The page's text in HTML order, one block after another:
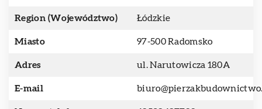
Region (Województwo) Łódzkie
Miasto 97-500 Radomsko
Adres ul. Narutowicza 180A
E-mail